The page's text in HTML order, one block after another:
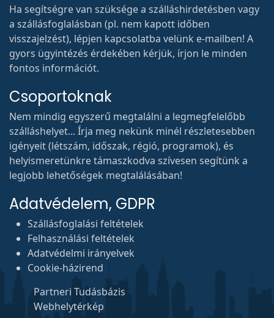
Ha segítségre van szüksége a szálláshirdetésben vagy
a szállásfoglalásban (pl. nem kapott időben
visszajelzést), lépjen kapcsolatba velünk e-mailben! A
gyors ügyintézés érdekében kérjük, írjon le minden
fontos információt.
Csoportoknak
Nem mindig egyszerű megtalálni a legmegfelelőbb
szálláshelyet... Írja meg nekünk minél részletesebben
igényeit (létszám, időszak, régió, programok), és
helyismeretünkre támaszkodva szívesen segítünk a
legjobb lehetőségek megtalálásában!
Adatvédelem, GDPR
Szállásfoglalási feltételek
Felhasználási feltételek
Adatvédelmi irányelvek
Cookie-házirend
Partneri Tudásbázis
Webhelytérkép